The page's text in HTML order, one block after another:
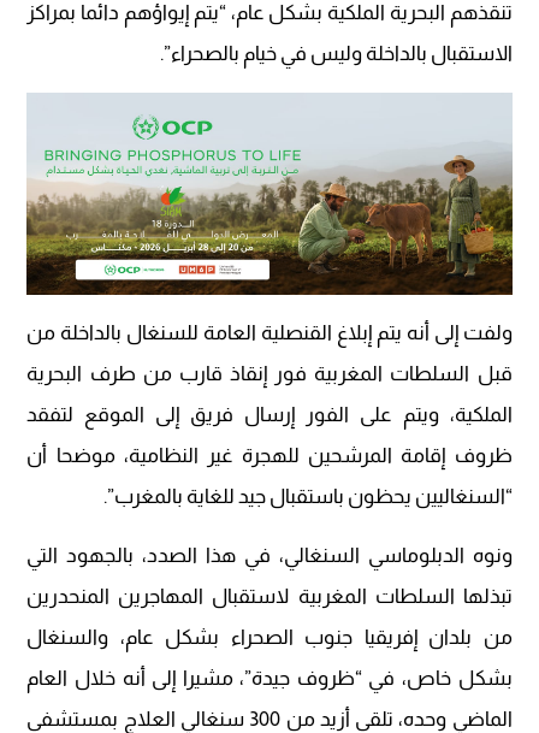
تنقذهم البحرية الملكية بشكل عام، “يتم إيواؤهم دائما بمراكز
الاستقبال بالداخلة وليس في خيام بالصحراء”.
ولفت إلى أنه يتم إبلاغ القنصلية العامة للسنغال بالداخلة من
قبل السلطات المغربية فور إنقاذ قارب من طرف البحرية
الملكية، ويتم على الفور إرسال فريق إلى الموقع لتفقد
ظروف إقامة المرشحين للهجرة غير النظامية، موضحا أن
“السنغاليين يحظون باستقبال جيد للغاية بالمغرب”.
ونوه الدبلوماسي السنغالي، في هذا الصدد، بالجهود التي
تبذلها السلطات المغربية لاستقبال المهاجرين المنحدرين
من بلدان إفريقيا جنوب الصحراء بشكل عام، والسنغال
بشكل خاص، في “ظروف جيدة”، مشيرا إلى أنه خلال العام
الماضي وحده، تلقى أزيد من 300 سنغالي العلاج بمستشفى